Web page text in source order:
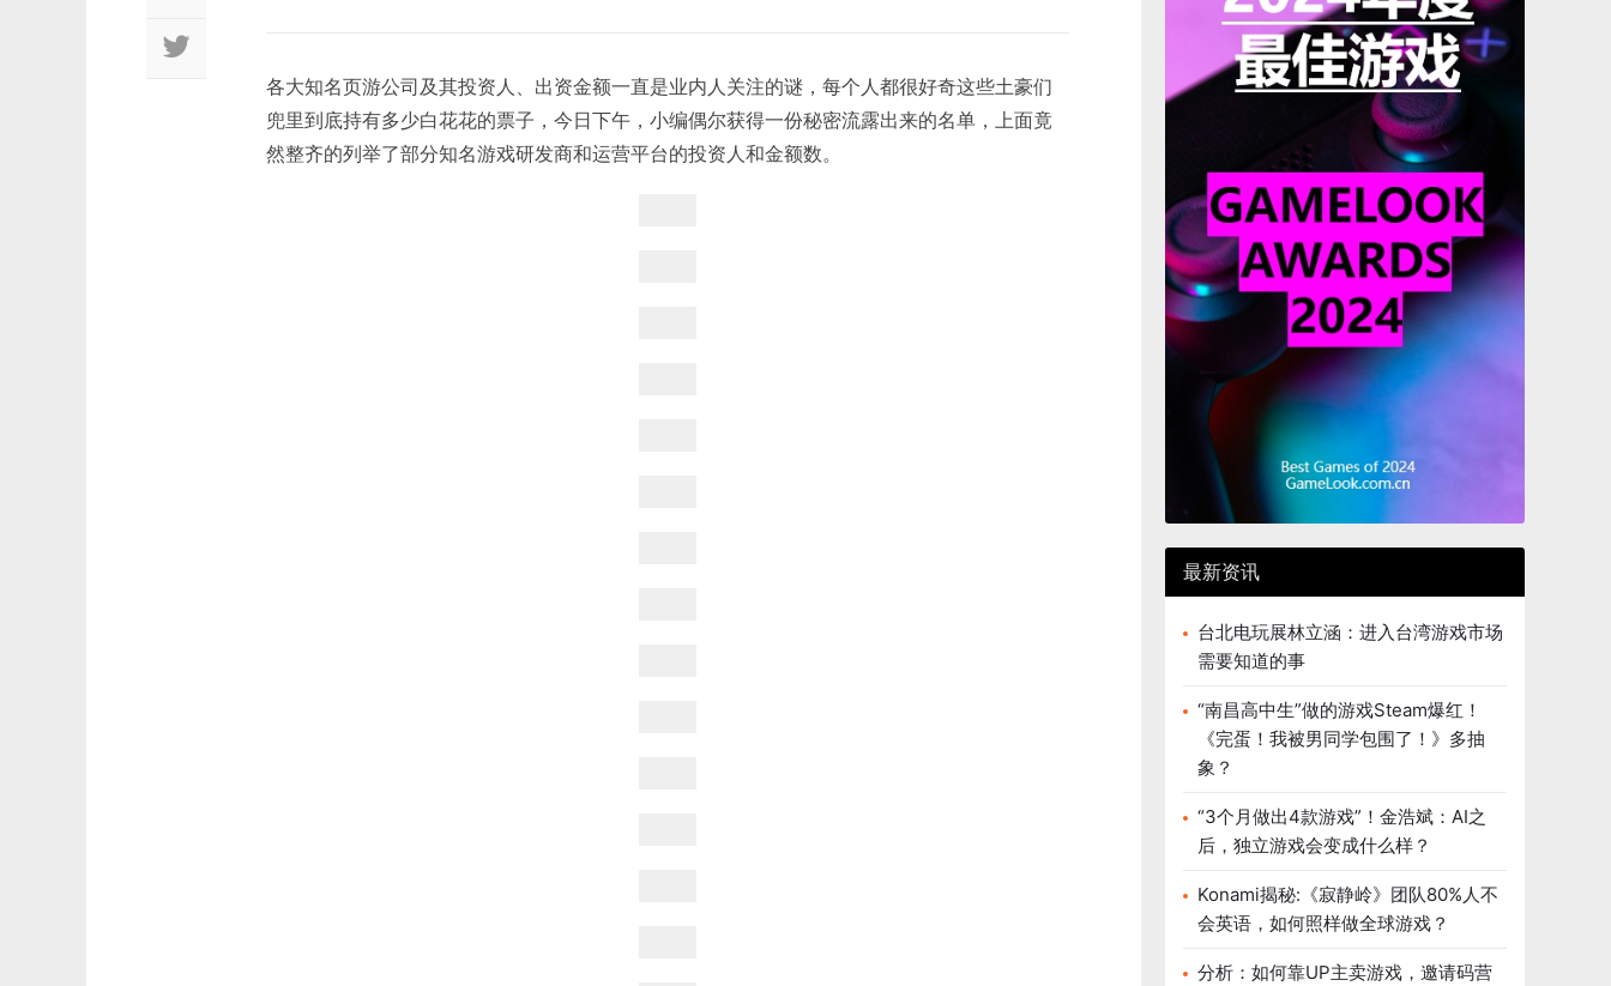
各大知名页游公司及其投资人、出资金额一直是业内人关注的谜，每个人都很好奇这些土豪们
兜里到底持有多少白花花的票子，今日下午，小编偶尔获得一份秘密流露出来的名单，上面竟
然整齐的列举了部分知名游戏研发商和运营平台的投资人和金额数。
最新资讯
台北电玩展林立涵：进入台湾游戏市场
需要知道的事
“南昌高中生”做的游戏Steam爆红！
《完蛋！我被男同学包围了！》多抽
象？
“3个月做出4款游戏”！金浩斌：AI之
后，独立游戏会变成什么样？
Konami揭秘:《寂静岭》团队80%人不
会英语，如何照样做全球游戏？
分析：如何靠UP主卖游戏，邀请码营